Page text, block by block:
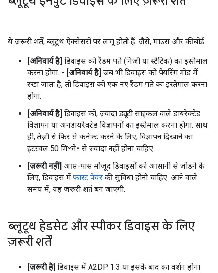
ये ज़रूरी शर्तें, ब्लूटूथ ऐक्सेसरी पर लागू होती हैं. जैसे, माउस और कीबोर्ड.
[अनिवार्य है] डिवाइस को रैंडम पते (निजी या स्टैटिक) का इस्तेमाल
करना होगा. - [अनिवार्य है] जब भी डिवाइस को पेयरिंग मोड में
रखा जाता है, तो डिवाइस को एक नए रैंडम पते का इस्तेमाल करना
होगा.
[अनिवार्य है] डिवाइस को, ज़्यादा ड्यूटी साइकल वाले डायरेक्टेड
विज्ञापन या अनडायरेक्टेड विज्ञापनों का इस्तेमाल करना होगा. साथ
ही, तेज़ी से फिर से कनेक्ट करने के लिए, विज्ञापन दिखाने का
इंटरवल 50 मि॰से॰ से ज़्यादा नहीं होना चाहिए.
[ज़रूरी नहीं] आस-पास मौजूद डिवाइसों को आसानी से जोड़ने के
लिए, डिवाइस में फ़ास्ट पेयर की सुविधा होनी चाहिए. आने वाले
समय में, यह ज़रूरी शर्त बन जाएगी.
ब्लूटूथ हेडसेट और स्पीकर डिवाइस के लिए
ज़रूरी शर्तें
[ज़रूरी है] डिवाइस में A2DP 1.3 या इसके बाद का वर्शन होना